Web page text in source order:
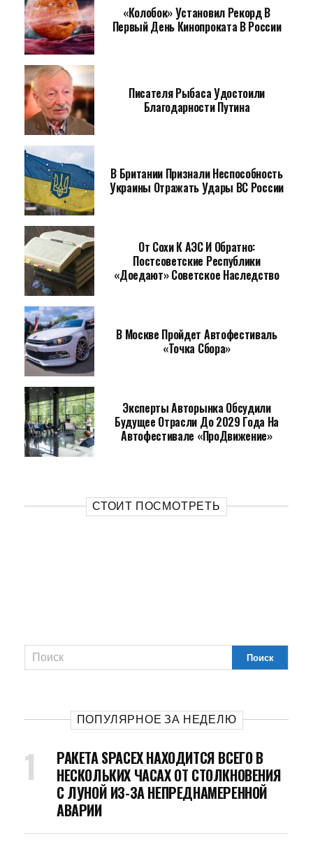
«Колобок» Установил Рекорд В
Первый День Кинопроката В России
Писателя Рыбаса Удостоили
Благодарности Путина
В Британии Признали Неспособность
Украины Отражать Удары ВС России
От Сохи К АЭС И Обратно:
Постсоветские Республики
«доедают» Советское Наследство
В Москве Пройдет Автофестиваль
«Точка Сбора»
Эксперты Авторынка Обсудили
Будущее Отрасли До 2029 Года На
Автофестивале «ПроДвижение»
СТОИТ ПОСМОТРЕТЬ
ПОПУЛЯРНОЕ ЗА НЕДЕЛЮ
РАКЕТА SPACEX НАХОДИТСЯ ВСЕГО В
НЕСКОЛЬКИХ ЧАСАХ ОТ СТОЛКНОВЕНИЯ
С ЛУНОЙ ИЗ-ЗА НЕПРЕДНАМЕРЕННОЙ
АВАРИИ